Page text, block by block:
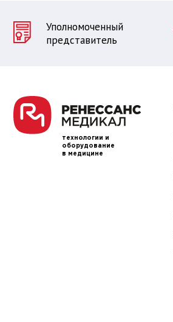
Уполномоченный
представитель
технологии и
оборудование
в медицине